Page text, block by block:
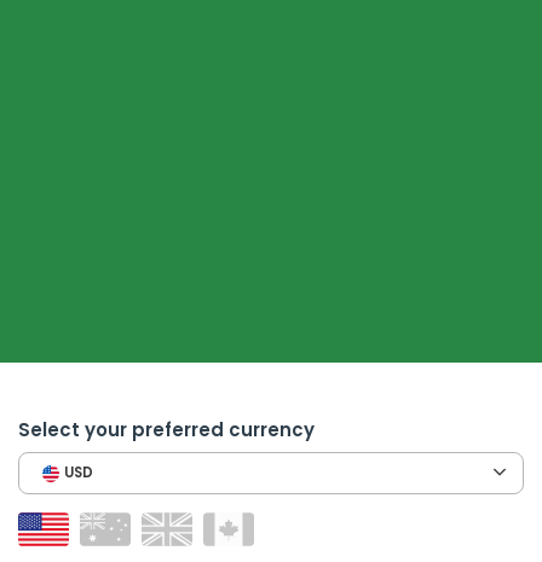
Select your preferred currency
USD